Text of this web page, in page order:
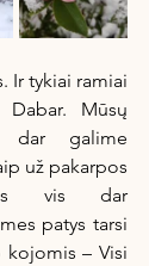
Ir tykiai ramiai
Mūsų
dar galime
už pakarpos
vis dar
patys tarsi
kojomis – Visi